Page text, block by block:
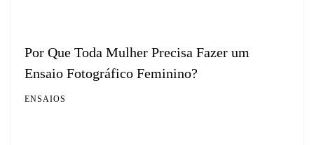
Por Que Toda Mulher Precisa Fazer um
Ensaio Fotográfico Feminino?
ENSAIOS